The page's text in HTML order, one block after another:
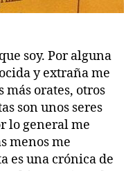
soy. Por alguna
y extraña me
más orates, otros
son unos seres
lo general me
menos me
es una crónica de